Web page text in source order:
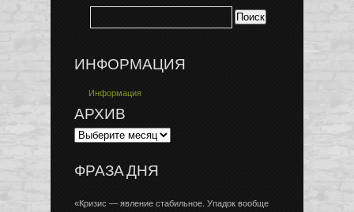
ИНФОРМАЦИЯ
Информация
АРХИВ
ФРАЗА ДНЯ
«Кризис — явление стабильное. Упадок вообще